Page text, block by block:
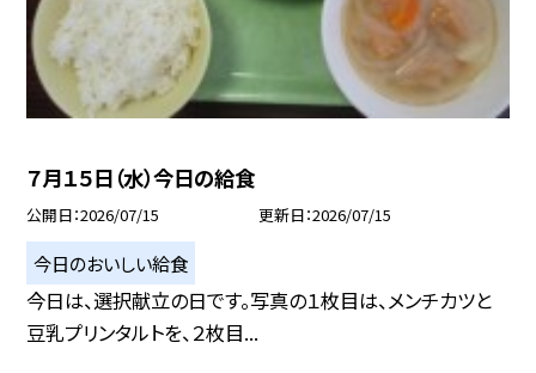
７月１５日（水）今日の給食
公開日 2026/07/15 更新日 2026/07/15
今日のおいしい給食
今日は、選択献立の日です。写真の１枚目は、メンチカツと
豆乳プリンタルトを、２枚目...